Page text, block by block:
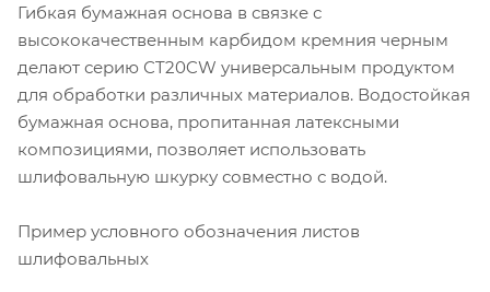
Гибкая бумажная основа в связке с
высококачественным карбидом кремния черным
делают серию СT20CW универсальным продуктом
для обработки различных материалов. Водостойкая
бумажная основа, пропитанная латексными
композициями, позволяет использовать
шлифовальную шкурку совместно с водой.
Пример условного обозначения листов
шлифовальных